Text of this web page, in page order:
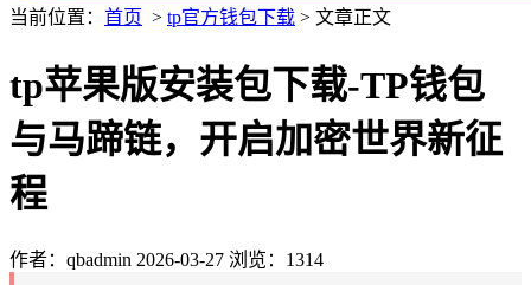
当前位置： 首页 > tp官方钱包下载 > 文章正文
tp苹果版安装包下载-TP钱包
与马蹄链，开启加密世界新征
程
作者：qbadmin 2026-03-27 浏览：1314